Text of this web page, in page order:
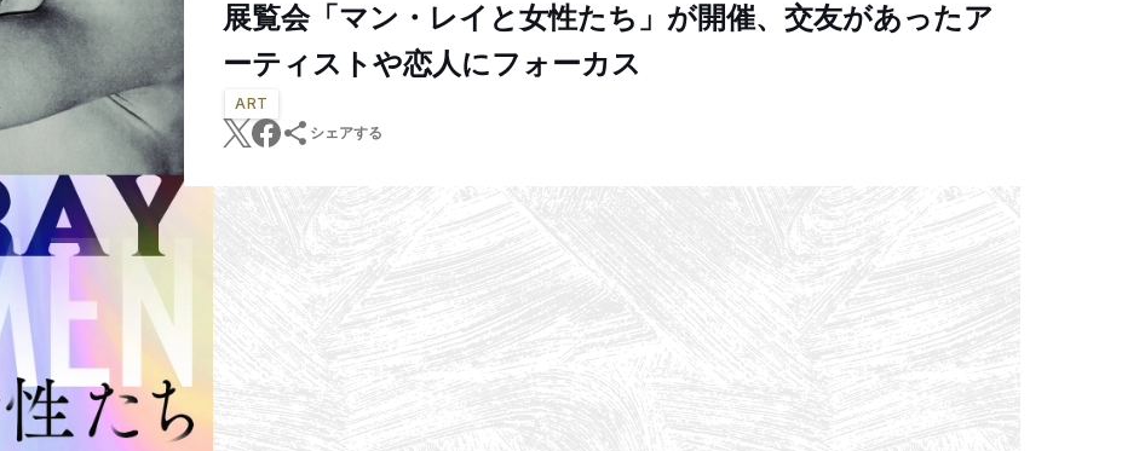
展覧会「マン・レイと女性たち」が開催、交友があったア
ーティストや恋人にフォーカス
ART
シェアする